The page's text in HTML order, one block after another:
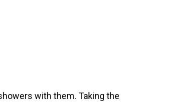
with them. Taking the